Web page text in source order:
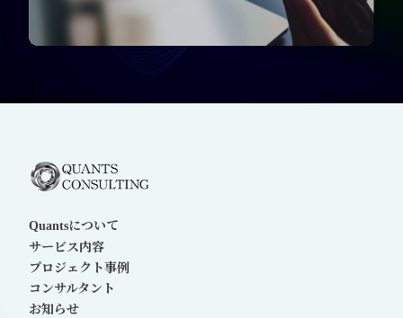
Quantsについて
サービス内容
プロジェクト事例
コンサルタント
お知らせ